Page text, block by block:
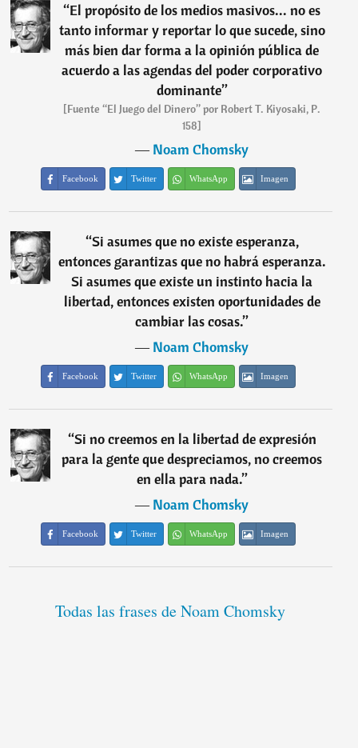
“El propósito de los medios masivos... no es
tanto informar y reportar lo que sucede, sino
más bien dar forma a la opinión pública de
acuerdo a las agendas del poder corporativo
dominante”
[Fuente “El Juego del Dinero” por Robert T. Kiyosaki, P.
158]
―Noam Chomsky
Facebook Twitter WhatsApp Imagen
“Si asumes que no existe esperanza,
entonces garantizas que no habrá esperanza.
Si asumes que existe un instinto hacia la
libertad, entonces existen oportunidades de
cambiar las cosas.”
―Noam Chomsky
Facebook Twitter WhatsApp Imagen
“Si no creemos en la libertad de expresión
para la gente que despreciamos, no creemos
en ella para nada.”
―Noam Chomsky
Facebook Twitter WhatsApp Imagen
Todas las frases de Noam Chomsky